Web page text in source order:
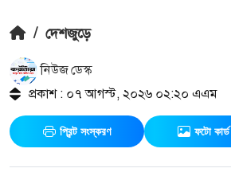
/ দেশজুড়ে
নিউজ ডেস্ক
প্রকাশ : ০৭ আগস্ট, ২০২৬ ০২:২০ এএম
প্রিন্ট সংস্করণ ফটো কার্ড